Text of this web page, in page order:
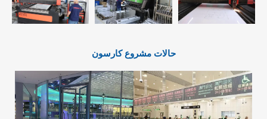
حالات مشروع كارسون